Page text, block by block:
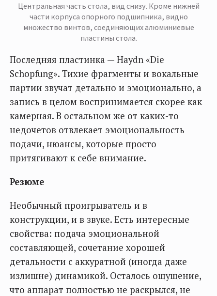
Центральная часть стола, вид снизу. Кроме нижней
части корпуса опорного подшипника, видно
множество винтов, соединяющих алюминиевые
пластины стола.
Последняя пластинка — Haydn «Die
Schopfung». Тихие фрагменты и вокальные
партии звучат детально и эмоционально, а
запись в целом воспринимается скорее как
камерная. В остальном же от каких-то
недочетов отвлекает эмоциональность
подачи, нюансы, которые просто
притягивают к себе внимание.
Резюме
Необычный проигрыватель и в
конструкции, и в звуке. Есть интересные
свойства: подача эмоциональной
составляющей, сочетание хорошей
детальности с аккуратной (иногда даже
излишне) динамикой. Осталось ощущение,
что аппарат полностью не раскрылся, не